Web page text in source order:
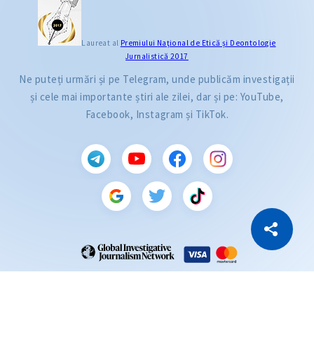
Copiază Link
Laureat al Premiului Naţional de Etică și Deontologie
Jurnalistică 2017
Ne puteți urmări și pe Telegram, unde publicăm investigații
și cele mai importante știri ale zilei, dar și pe: YouTube,
Facebook, Instagram și TikTok.